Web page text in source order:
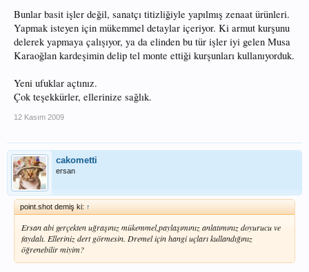
Bunlar basit işler değil, sanatçı titizliğiyle yapılmış zenaat ürünleri.
Yapmak isteyen için mükemmel detaylar içeriyor. Ki armut kurşunu
delerek yapmaya çalışıyor, ya da elinden bu tür işler iyi gelen Musa
Karaoğlan kardeşimin delip tel monte ettiği kurşunları kullanıyorduk.
Yeni ufuklar açtınız.
Çok teşekkürler, ellerinize sağlık.
12 Kasım 2009
cakometti
ersan
point.shot demiş ki: ↑
Ersan abi gerçekten uğraşınız mükemmel,paylaşımınız anlatımınız doyurucu ve
faydalı. Elleriniz dert görmesin. Dremel için hangi uçları kullandığınız
öğrenebilir miyim?